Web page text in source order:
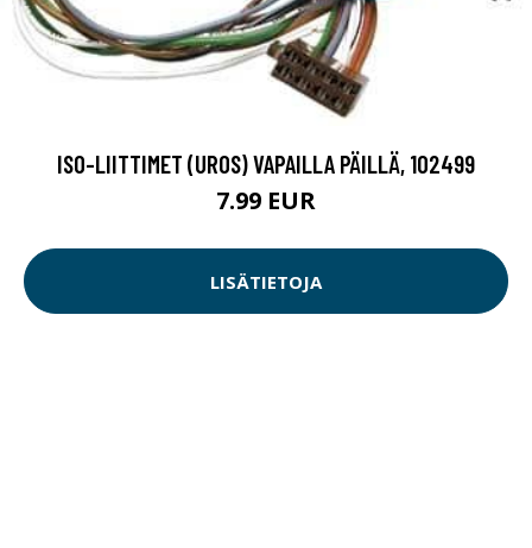
ISO-LIITTIMET (UROS) VAPAILLA PÄILLÄ, 102499
7.99 EUR
LISÄTIETOJA